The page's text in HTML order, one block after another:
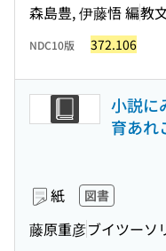
森島豊, 伊藤悟 編教
NDC10版 372.106
小説に
育あれ
紙 図書
藤原重彦ブイツーソ